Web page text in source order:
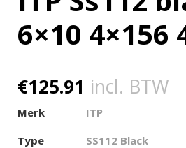
6×10 4×156
€125.91 incl. BTW
Merk
ITP
Type
SS112 Black